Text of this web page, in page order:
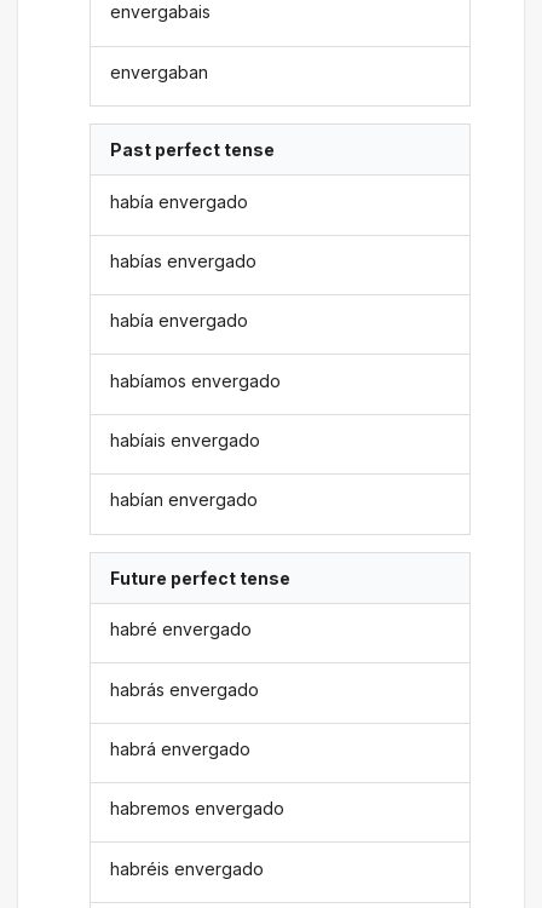
envergabais
envergaban
Past perfect tense
había envergado
habías envergado
había envergado
habíamos envergado
habíais envergado
habían envergado
Future perfect tense
habré envergado
habrás envergado
habrá envergado
habremos envergado
habréis envergado